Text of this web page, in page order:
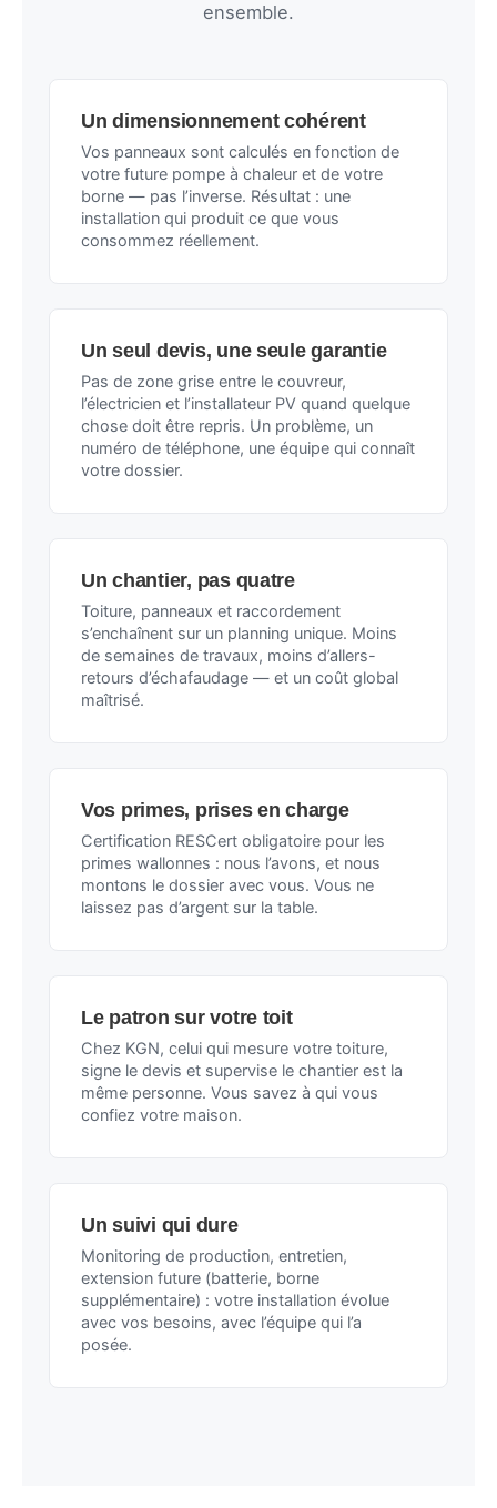
ensemble.
Un dimensionnement cohérent
Vos panneaux sont calculés en fonction de
votre future pompe à chaleur et de votre
borne — pas l’inverse. Résultat : une
installation qui produit ce que vous
consommez réellement.
Un seul devis, une seule garantie
Pas de zone grise entre le couvreur,
l’électricien et l’installateur PV quand quelque
chose doit être repris. Un problème, un
numéro de téléphone, une équipe qui connaît
votre dossier.
Un chantier, pas quatre
Toiture, panneaux et raccordement
s’enchaînent sur un planning unique. Moins
de semaines de travaux, moins d’allers-
retours d’échafaudage — et un coût global
maîtrisé.
Vos primes, prises en charge
Certification RESCert obligatoire pour les
primes wallonnes : nous l’avons, et nous
montons le dossier avec vous. Vous ne
laissez pas d’argent sur la table.
Le patron sur votre toit
Chez KGN, celui qui mesure votre toiture,
signe le devis et supervise le chantier est la
même personne. Vous savez à qui vous
confiez votre maison.
Un suivi qui dure
Monitoring de production, entretien,
extension future (batterie, borne
supplémentaire) : votre installation évolue
avec vos besoins, avec l’équipe qui l’a
posée.